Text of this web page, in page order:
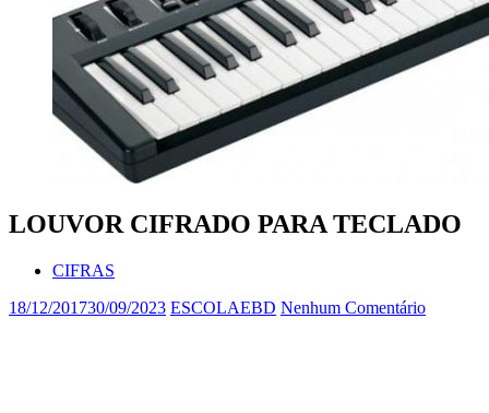
LOUVOR CIFRADO PARA TECLADO
CIFRAS
18/12/201730/09/2023 ESCOLAEBD Nenhum Comentário